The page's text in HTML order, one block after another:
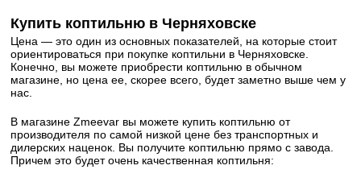
Купить коптильню в Черняховске
Цена — это один из основных показателей, на которые стоит
ориентироваться при покупке коптильни в Черняховске.
Конечно, вы можете приобрести коптильню в обычном
магазине, но цена ее, скорее всего, будет заметно выше чем у
нас.
В магазине Zmeevar вы можете купить коптильню от
производителя по самой низкой цене без транспортных и
дилерских наценок. Вы получите коптильню прямо с завода.
Причем это будет очень качественная коптильня: